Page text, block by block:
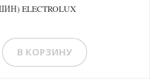
ELECTROLUX
В КОРЗИНУ